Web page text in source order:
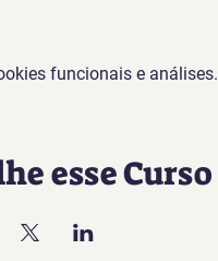
funcionais e análises.
esse Curso